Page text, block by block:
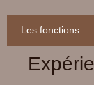
Les fonctions du sol: un sol sain, c’est moins d’inondations